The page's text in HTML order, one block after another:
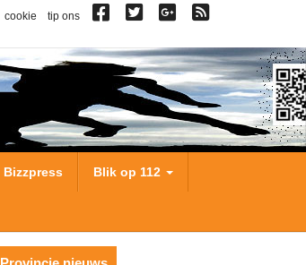
cookie tip ons
Bizzpress Blik op 112